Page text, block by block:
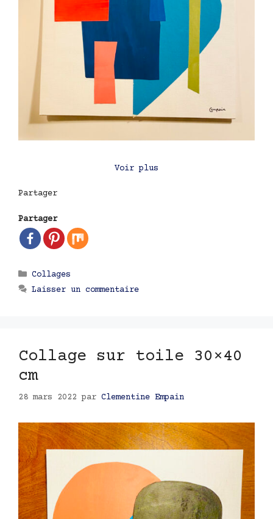
Voir plus
Partager
Partager
Catégories
Collages
Laisser un commentaire
Collage sur toile 30×40
cm
28 mars 2022 par Clementine Empain